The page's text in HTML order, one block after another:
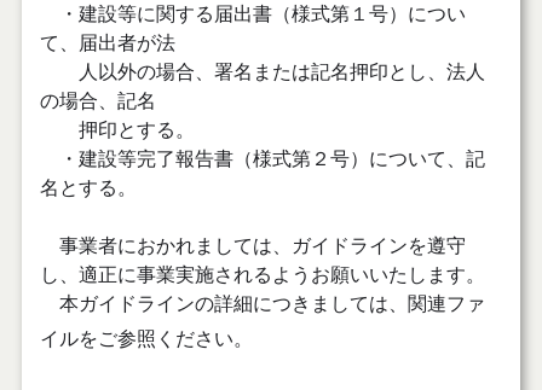
・建設等に関する届出書（様式第１号）につい
て、届出者が法
人以外の場合、署名または記名押印とし、法人
の場合、記名
押印とする。
・建設等完了報告書（様式第２号）について、記
名とする。
事業者におかれましては、ガイドラインを遵守
し、適正に事業実施されるようお願いいたします。
本ガイドラインの詳細につきましては、関連ファ
イルをご参照ください。